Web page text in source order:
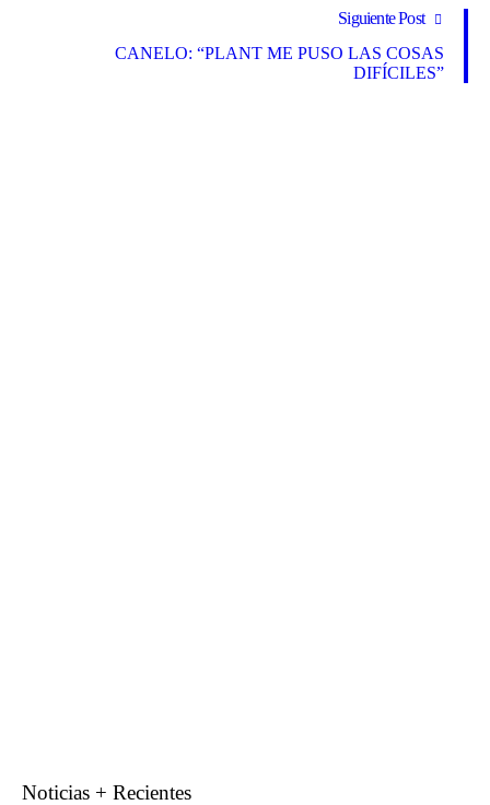
Siguiente Post
CANELO: “PLANT ME PUSO LAS COSAS
DIFÍCILES”
Noticias + Recientes